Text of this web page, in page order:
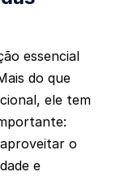
essencial
do que
ele tem
o
e